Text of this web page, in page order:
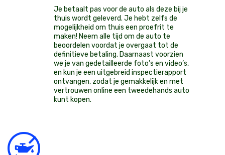
Je betaalt pas voor de auto als deze bij je
thuis wordt geleverd. Je hebt zelfs de
mogelijkheid om thuis een proefrit te
maken! Neem alle tijd om de auto te
beoordelen voordat je overgaat tot de
definitieve betaling. Daarnaast voorzien
we je van gedetailleerde foto’s en video’s,
en kun je een uitgebreid inspectierapport
ontvangen, zodat je gemakkelijk en met
vertrouwen online een tweedehands auto
kunt kopen.